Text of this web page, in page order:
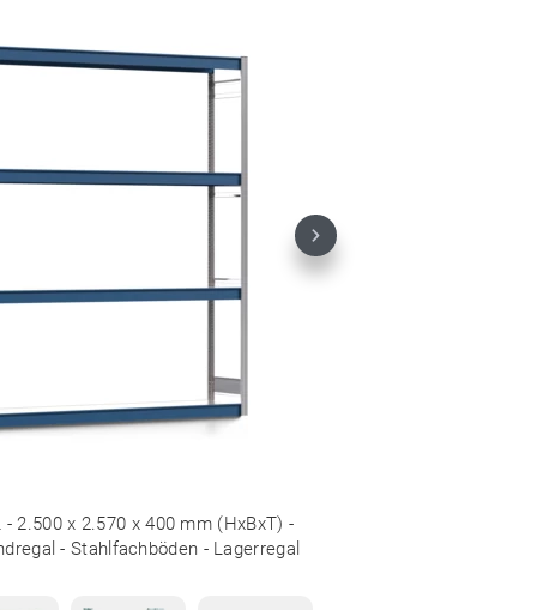
2.500 x 2.570 x 400 mm (HxBxT) -
- Stahlfachböden - Lagerregal
Next